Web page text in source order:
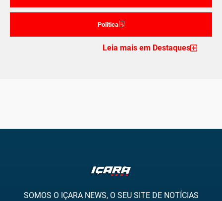
Politica
Leia mais em Destaques
SOMOS O IÇARA NEWS, O SEU SITE DE NOTÍCIAS